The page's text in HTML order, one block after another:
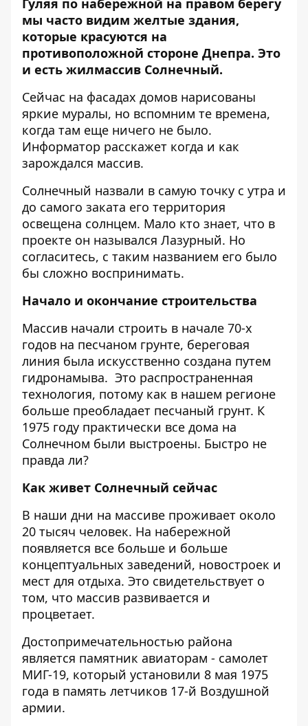
Гуляя по набережной на правом берегу
мы часто видим желтые здания,
которые красуются на
противоположной стороне Днепра. Это
и есть жилмассив Солнечный.
Сейчас на фасадах домов нарисованы
яркие муралы, но вспомним те времена,
когда там еще ничего не было.
Информатор расскажет когда и как
зарождался массив.
Солнечный назвали в самую точку с утра и
до самого заката его территория
освещена солнцем. Мало кто знает, что в
проекте он назывался Лазурный. Но
согласитесь, с таким названием его было
бы сложно воспринимать.
Начало и окончание строительства
Массив начали строить в начале 70-х
годов на песчаном грунте, береговая
линия была искусственно создана путем
гидронамыва. Это распространенная
технология, потому как в нашем регионе
больше преобладает песчаный грунт. К
1975 году практически все дома на
Солнечном были выстроены. Быстро не
правда ли?
Как живет Солнечный сейчас
В наши дни на массиве проживает около
20 тысяч человек. На набережной
появляется все больше и больше
концептуальных заведений, новостроек и
мест для отдыха. Это свидетельствует о
том, что массив развивается и
процветает.
Достопримечательностью района
является памятник авиаторам - самолет
МИГ-19, который установили 8 мая 1975
года в память летчиков 17-й Воздушной
армии.